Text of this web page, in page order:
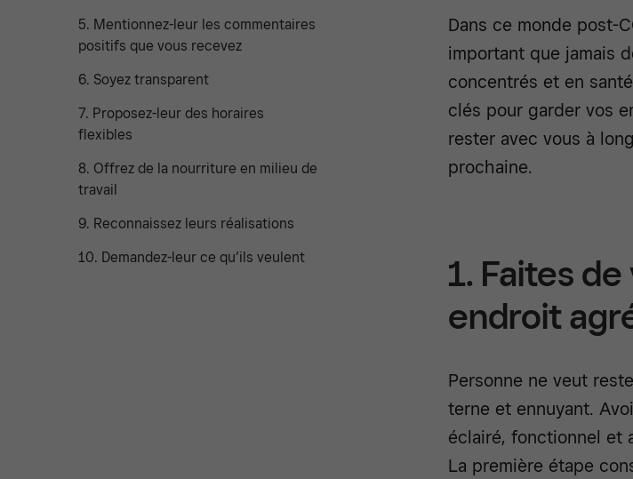
5. Mentionnez-leur les commentaires
positifs que vous recevez
6. Soyez transparent
7. Proposez-leur des horaires
flexibles
8. Offrez de la nourriture en milieu de
travail
9. Reconnaissez leurs réalisations
10. Demandez-leur ce qu’ils veulent
Dans ce monde post-
important que jamais
concentrés et en
clés pour garder vos
rester avec vous à
prochaine.
1. Faites
endroit
Personne ne veut
terne et ennuyant.
éclairé, fonctionnel et
La première étape